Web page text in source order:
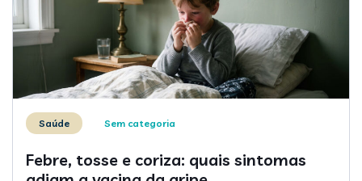
Saúde Sem categoria
Febre, tosse e coriza: quais sintomas